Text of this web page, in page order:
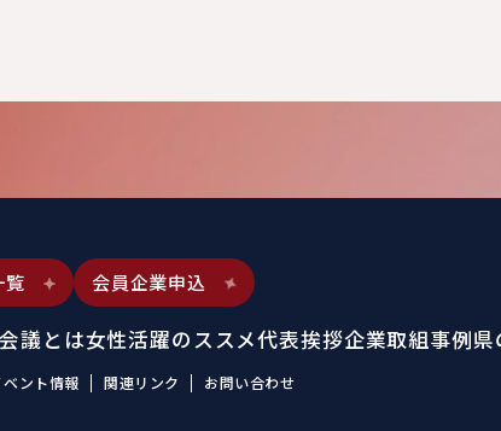
覧 会員企業申込
議とは女性活躍のススメ代表挨拶企業取組事例県
ベント情報 関連リンク お問い合わせ